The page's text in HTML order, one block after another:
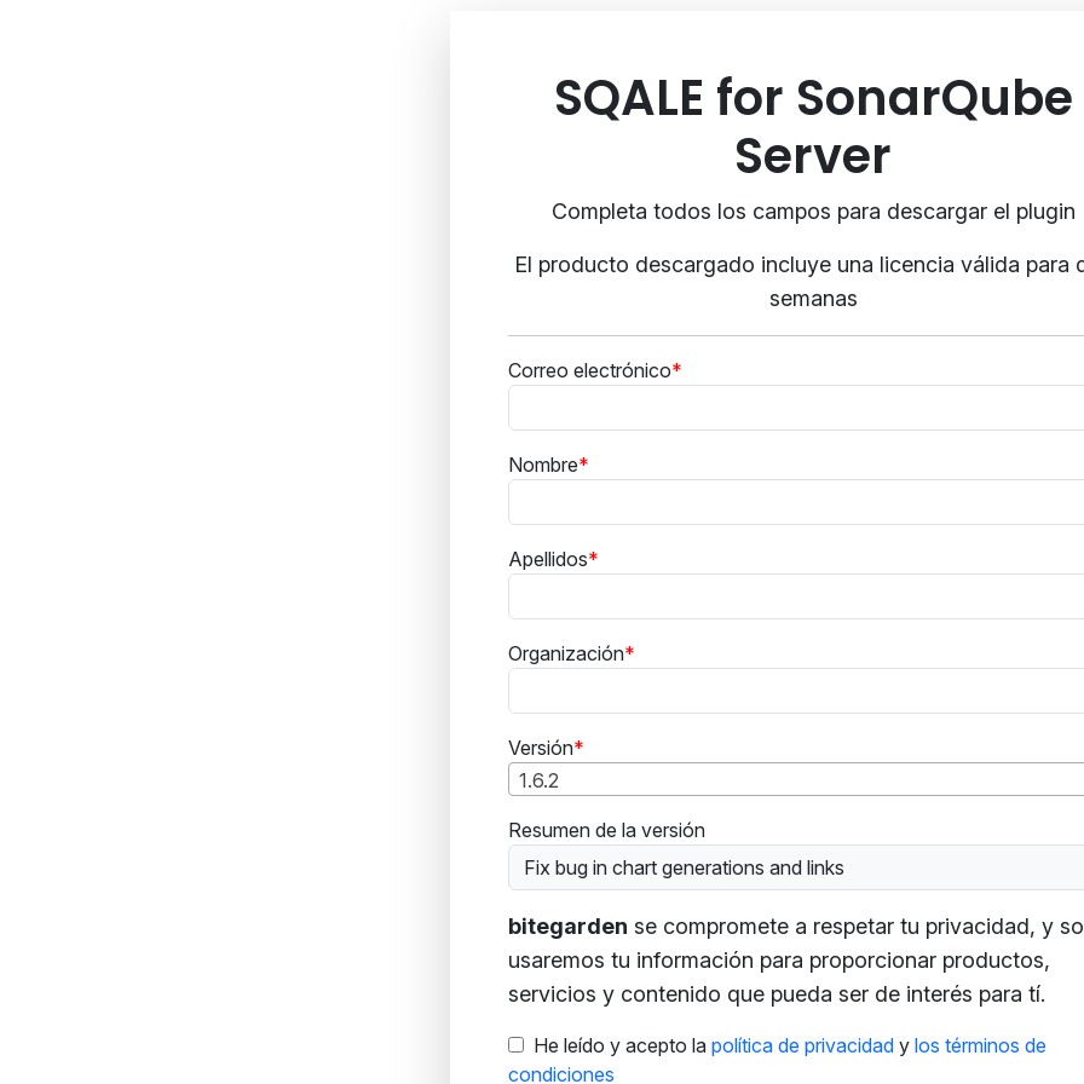
SQALE for SonarQube
Server
Completa todos los campos para descargar el plugin
El producto descargado incluye una licencia válida para
semanas
Correo electrónico
Nombre
Apellidos
Organización
Versión
1.6.2
Resumen de la versión
Fix bug in chart generations and links
bitegarden se compromete a respetar tu privacidad, y
usaremos tu información para proporcionar productos,
servicios y contenido que pueda ser de interés para tí.
He leído y acepto la política de privacidad y los términos de
condiciones